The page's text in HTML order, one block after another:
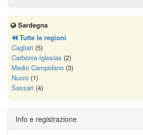
Sardegna
Tutte le regioni
Cagliari (5)
Carbonia-Iglesias (2)
Medio Campidano (3)
Nuoro (1)
Sassari (4)
Info e registrazione